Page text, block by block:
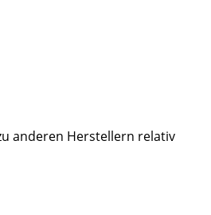
anderen Herstellern relativ